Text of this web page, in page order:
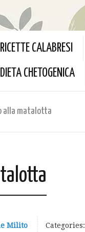
RICETTE CALABRESI
DIETA CHETOGENICA
alla matalotta
Milito Categories: